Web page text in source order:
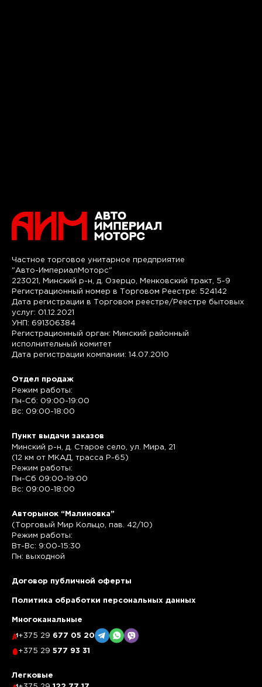
Частное торговое унитарное предприятие
"Авто-ИмпериалМоторс"
223021, Минский р-н, д. Озерцо, Менковский тракт, 5-9
Регистрационный номер в Торговом Реестре: 524142
Дата регистрации в Торговом реестре/Реестре бытовых
услуг: 01.12.2021
УНП: 691306384
Регистрационный орган: Минский районный
исполнительный комитет
Дата регистрации компании: 14.07.2010
Отдел продаж
Режим работы:
Пн-Сб: 09:00-19:00
Вс: 09:00-18:00
Пункт выдачи заказов
Минский р-н, д. Старое село, ул. Мира, 21
(12 км от МКАД, трасса P-65)
Режим работы:
Пн-Сб 09:00-19:00
Вс: 09:00-18:00
Авторынок “Малиновка”
(Торговый Мир Кольцо, пав. 42/10)
Режим работы:
Вт-Вс: 9:00-15:30
Пн: выходной
Договор публичной оферты
Политика обработки персональных данных
Многоканальные
+375 29 677 05 20
+375 29 577 93 31
Легковые